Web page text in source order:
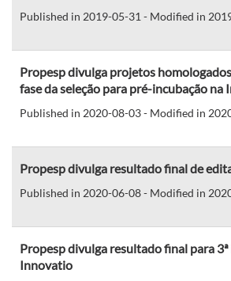
Published in 2019-05-31 - Modified in
Propesp divulga projetos
fase da seleção para pré-incubação na
Published in 2020-08-03 - Modified in
Propesp divulga resultado final de
Published in 2020-06-08 - Modified in
Propesp divulga resultado final para
Innovatio